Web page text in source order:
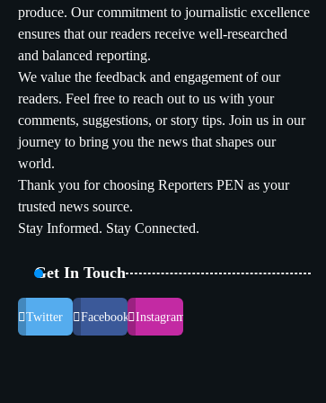
produce. Our commitment to journalistic excellence
ensures that our readers receive well-researched
and balanced reporting.
We value the feedback and engagement of our
readers. Feel free to reach out to us with your
comments, suggestions, or story tips. Join us in our
journey to bring you the news that shapes our
world.
Thank you for choosing Reporters PEN as your
trusted news source.
Stay Informed. Stay Connected.
Get In Touch
Twitter Facebook Instagram